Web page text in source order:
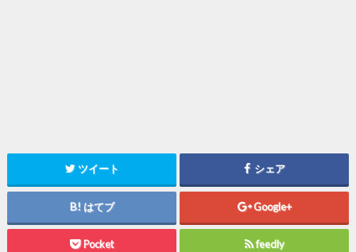
ツイート シェア
はてブ Google+
Pocket feedly